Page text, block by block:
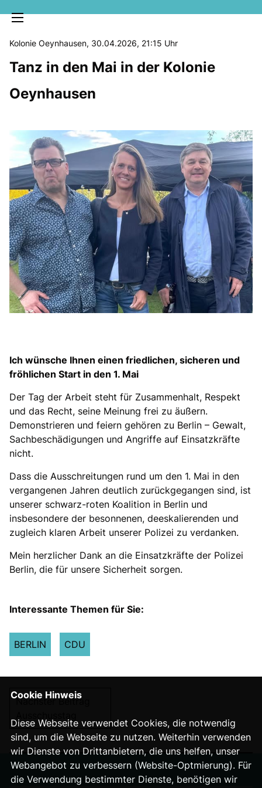
MELDUNGEN
SOZIALE MEDIEN
KLARTEXT
Kolonie Oeynhausen, 30.04.2026, 21:15 Uhr
Tanz in den Mai in der Kolonie
Oeynhausen
Ich wünsche Ihnen einen friedlichen, sicheren und
fröhlichen Start in den 1. Mai
Der Tag der Arbeit steht für Zusammenhalt, Respekt
und das Recht, seine Meinung frei zu äußern.
Demonstrieren und feiern gehören zu Berlin – Gewalt,
Sachbeschädigungen und Angriffe auf Einsatzkräfte
nicht.
Dass die Ausschreitungen rund um den 1. Mai in den
vergangenen Jahren deutlich zurückgegangen sind, ist
unserer schwarz-roten Koalition in Berlin und
insbesondere der besonnenen, deeskalierenden und
zugleich klaren Arbeit unserer Polizei zu verdanken.
Mein herzlicher Dank an die Einsatzkräfte der Polizei
Berlin, die für unsere Sicherheit sorgen.
Interessante Themen für Sie:
BERLIN CDU
Nächster Beitrag
Cookie Hinweis
Diese Webseite verwendet Cookies, die notwendig
sind, um die Webseite zu nutzen. Weiterhin verwenden
wir Dienste von Drittanbietern, die uns helfen, unser
Webangebot zu verbessern (Website-Optmierung). Für
die Verwendung bestimmter Dienste, benötigen wir